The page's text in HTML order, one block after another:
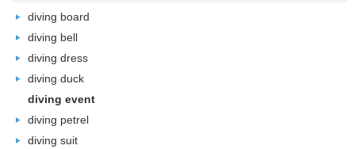
diving board
diving bell
diving dress
diving duck
diving event
diving petrel
diving suit